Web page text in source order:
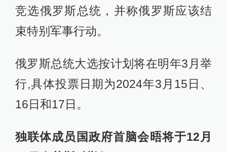
国家的保障。俄国家杜马副主席、统
一俄罗斯党最高委员会成员涅维罗夫
选人参加总统选举。
据中新网援引路透社报道，俄罗斯前
(Yekaterina Duntsova)表示希望参加